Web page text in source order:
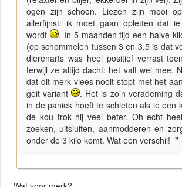
ogen zijn schoon. Liezen zijn mooi
allerfijnst: ik moet gaan opletten dat
wordt
. In 5 maanden tijd een halve
(op schommelen tussen 3 en 3.5 is dat
dierenarts was heel positief verrast
terwijl ze altijd dacht; het valt wel mee.
dat dit merk vlees nooit stopt met het
geit variant
. Het is zo’n verademing
in de paniek hoeft te schieten als ie een
de kou trok hij veel beter. Oh echt
zoeken, uitsluiten, aanmodderen en
onder de 3 kilo komt. Wat een verschil! "